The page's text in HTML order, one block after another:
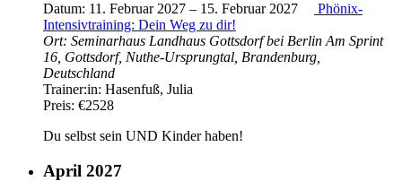
Datum: 11. Februar 2027 – 15. Februar 2027
Phönix-
Intensivtraining: Dein Weg zu dir!
Ort: Seminarhaus Landhaus Gottsdorf bei Berlin Am Sprint
16, Gottsdorf, Nuthe-Ursprungtal, Brandenburg,
Deutschland
Trainer:in: Hasenfuß, Julia
Preis: €2528
Du selbst sein UND Kinder haben!
April 2027